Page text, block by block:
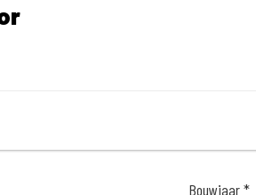
Bouwjaar *